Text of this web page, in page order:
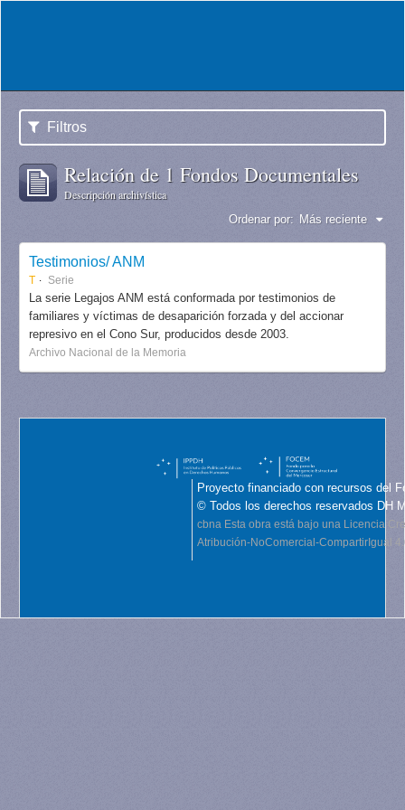
Filtros
Relación de 1 Fondos Documentales
Descripción archivística
Ordenar por: Más reciente
Testimonios/ ANM
T Serie
La serie Legajos ANM está conformada por testimonios de
familiares y víctimas de desaparición forzada y del accionar
represivo en el Cono Sur, producidos desde 2003.
Archivo Nacional de la Memoria
Proyecto financiado con recursos del
© Todos los derechos reservados DH
cbna Esta obra está bajo una Licencia
Atribución-NoComercial-CompartirIgual